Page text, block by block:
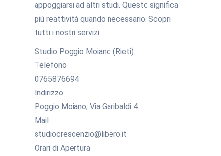
appoggiarsi ad altri studi. Questo significa
più reattività quando necessario. Scopri
tutti i nostri servizi.
Studio Poggio Moiano (Rieti)
Telefono
0765876694
Indirizzo
Poggio Moiano, Via Garibaldi 4
Mail
studiocrescenzio@libero.it
Orari di Apertura